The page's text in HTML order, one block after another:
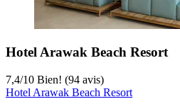
Hotel Arawak Beach Resort
7,4/10 Bien! (94 avis)
Hotel Arawak Beach Resort